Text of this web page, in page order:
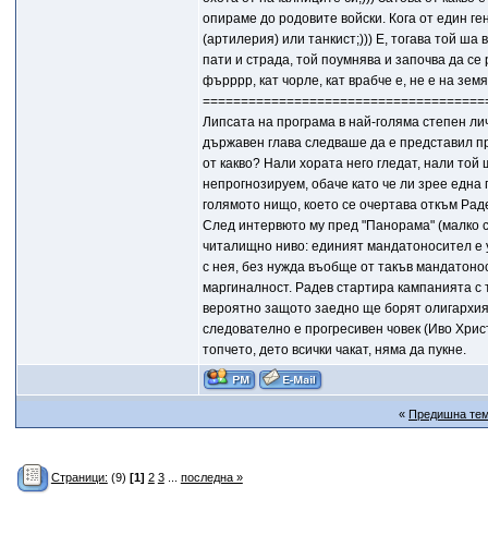
опираме до родовите войски. Кога от един
(артилерия) или танкист;))) Е, тогава той ша
пати и страда, той поумнява и започва да
фърррр, кат чорле, кат врабче е, не е на
Липсата на програма в най-голяма степен
държавен глава следваше да е представил
от какво? Нали хората него гледат, нали
непрогнозируем, обаче като че ли зрее
голямото нищо, което се очертава откъм
След интервюто му пред "Панорама" (малко
читалищно ниво: единият мандатоносител е
с нея, без нужда въобще от такъв
маргиналност. Радев стартира кампанията
вероятно защото заедно ще борят
следователно е прогресивен човек (Иво
топчето, дето всички чакат, няма да пукне.
« Предишна
Страници: (9) [1] 2 3... последна »